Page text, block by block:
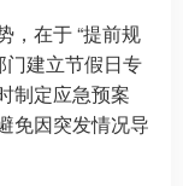
，在于 “提前规
建立节假日专
制定应急预案
免因突发情况导